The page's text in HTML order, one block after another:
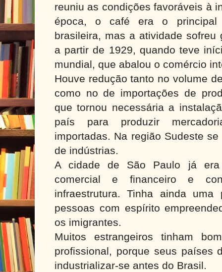
reuniu as condições favoráveis à
época, o café era o principal
brasileira, mas a atividade sofreu
a partir de 1929, quando teve
mundial, que abalou o comércio
Houve redução tanto no volume
como no de importações de
que tornou necessária a
país para produzir
importadas. Na região Sudeste
de indústrias.
A cidade de São Paulo já era
comercial e financeiro e
infraestrutura. Tinha ainda uma
pessoas com espírito
os imigrantes.
Muitos estrangeiros tinham
profissional, porque seus países
industrializar-se antes do Brasil.